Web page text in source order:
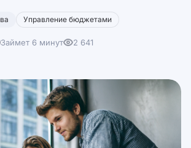
Управление бюджетами
Займет 6 минут
2 641